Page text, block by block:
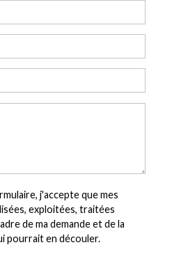
j'accepte que mes
exploitées, traitées
de ma demande et de la
pourrait en découler.